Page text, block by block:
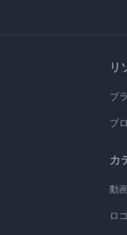
リ
ブ
ブ
カ
動
ロ